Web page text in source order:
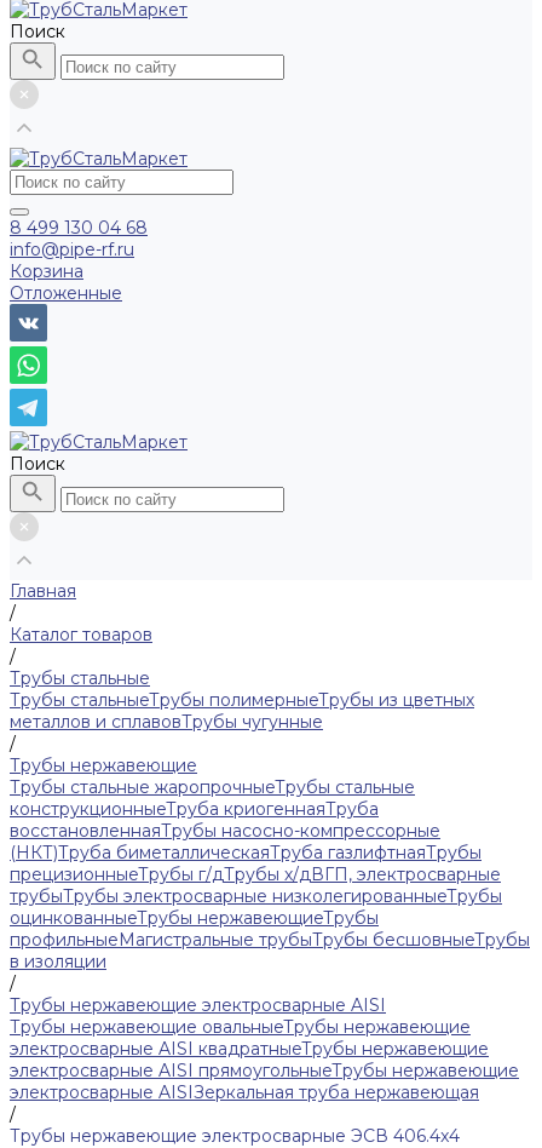
Поиск
8 499 130 04 68
info@pipe-rf.ru
Корзина
Отложенные
Поиск
Главная
/
Каталог товаров
/
Трубы стальные
Трубы стальныеТрубы полимерныеТрубы из цветных
металлов и сплавовТрубы чугунные
/
Трубы нержавеющие
Трубы стальные жаропрочныеТрубы стальные
конструкционныеТруба криогеннаяТруба
восстановленнаяТрубы насосно-компрессорные
(НКТ)Труба биметаллическаяТруба газлифтнаяТрубы
прецизионныеТрубы г/дТрубы х/дВГП, электросварные
трубыТрубы электросварные низколегированныеТрубы
оцинкованныеТрубы нержавеющиеТрубы
профильныеМагистральные трубыТрубы бесшовныеТрубы
в изоляции
/
Трубы нержавеющие электросварные AISI
Трубы нержавеющие овальныеТрубы нержавеющие
электросварные AISI квадратныеТрубы нержавеющие
электросварные AISI прямоугольныеТрубы нержавеющие
электросварные AISIЗеркальная труба нержавеющая
/
Трубы нержавеющие электросварные ЭСВ 406.4x4